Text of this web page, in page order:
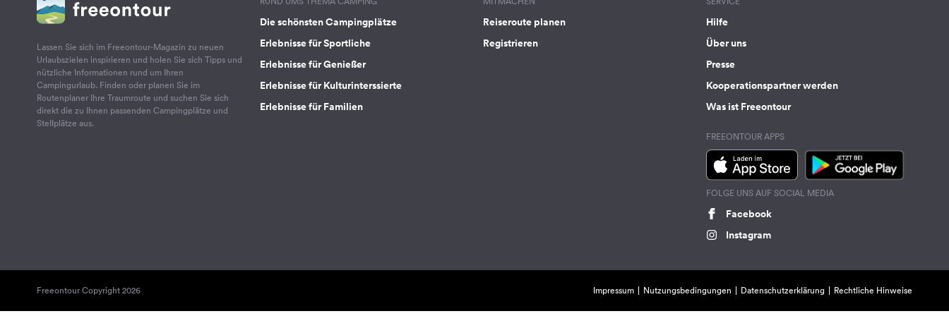
Lassen Sie sich im Freeontour-Magazin zu neuen
Urlaubszielen inspirieren und holen Sie sich Tipps und
nützliche Informationen rund um Ihren
Campingurlaub. Finden oder planen Sie im
Routenplaner Ihre Traumroute und suchen Sie sich
direkt die zu Ihnen passenden Campingplätze und
Stellplätze aus.
Die schönsten Campingplätze
Erlebnisse für Sportliche
Erlebnisse für Genießer
Erlebnisse für Kulturinterssierte
Erlebnisse für Familien
Reiseroute planen
Registrieren
Hilfe
Über uns
Presse
Kooperationspartner werden
Was ist Freeontour
FREEONTOUR APPS
FOLGE UNS AUF SOCIAL MEDIA
Facebook
Instagram
Freeontour Copyright 2026 Impressum Nutzungsbedingungen Datenschutzerklärung Rechtliche Hinweise